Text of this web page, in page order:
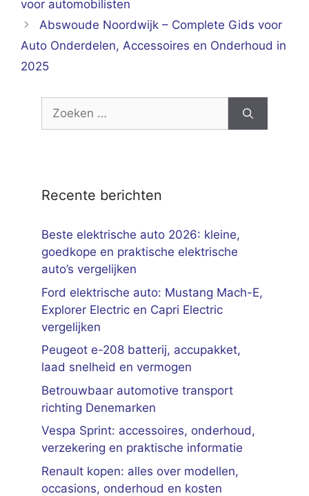
voor automobilisten
Abswoude Noordwijk – Complete Gids voor
Auto Onderdelen, Accessoires en Onderhoud in
2025
Zoek
Recente berichten
Beste elektrische auto 2026: kleine,
goedkope en praktische elektrische
auto’s vergelijken
Ford elektrische auto: Mustang Mach-E,
Explorer Electric en Capri Electric
vergelijken
Peugeot e-208 batterij, accupakket,
laad snelheid en vermogen
Betrouwbaar automotive transport
richting Denemarken
Vespa Sprint: accessoires, onderhoud,
verzekering en praktische informatie
Renault kopen: alles over modellen,
occasions, onderhoud en kosten